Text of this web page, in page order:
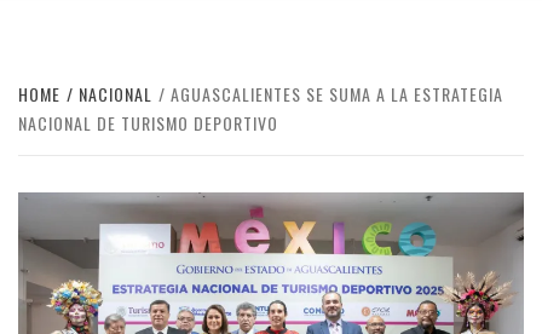
HOME NACIONAL
AGUASCALIENTES SE SUMA A LA ESTRATEGIA
NACIONAL DE TURISMO DEPORTIVO